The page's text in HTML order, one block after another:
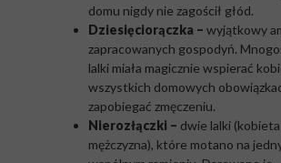
domu nigdy nie zagościł głód.
Dziesięciorączka – wyjątkowy
zapracowanych gospodyń.
lalki miała magicznie wspierać
wszystkich domowych
zapobiegać zmęczeniu.
Nierozłączki – dwie lalki
mężczyzna), które motano na